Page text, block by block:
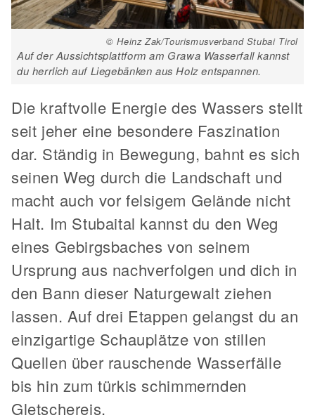
© Heinz Zak/Tourismusverband Stubai Tirol
Auf der Aussichtsplattform am Grawa Wasserfall kannst
du herrlich auf Liegebänken aus Holz entspannen.
Die kraftvolle Energie des Wassers stellt
seit jeher eine besondere Faszination
dar. Ständig in Bewegung, bahnt es sich
seinen Weg durch die Landschaft und
macht auch vor felsigem Gelände nicht
Halt. Im Stubaital kannst du den Weg
eines Gebirgsbaches von seinem
Ursprung aus nachverfolgen und dich in
den Bann dieser Naturgewalt ziehen
lassen. Auf drei Etappen gelangst du an
einzigartige Schauplätze von stillen
Quellen über rauschende Wasserfälle
bis hin zum türkis schimmernden
Gletschereis.